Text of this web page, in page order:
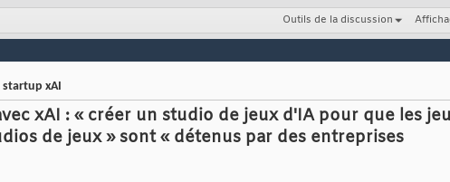
Outils de la discussion
xAI
xAI : « créer un studio de jeux d'IA pour que les
de jeux » sont « détenus par des entreprises